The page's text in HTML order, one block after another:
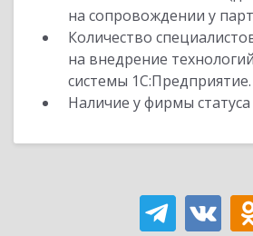
на сопровождении у
Количество
на внедрение
системы 1С:Предприятие.
Наличие у фирмы статуса